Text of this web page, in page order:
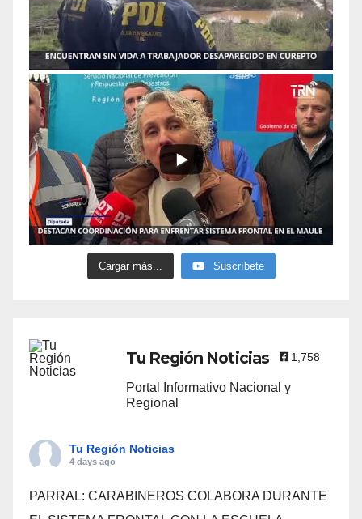
Cargar más... Suscríbete
Tu Región Noticias 1,758
Portal Informativo Nacional y
Regional
Tu Región Noticias
4 days ago
PARRAL: CARABINEROS COLABORA DURANTE